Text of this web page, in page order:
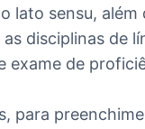
lato sensu,
as disciplinas de
exame de
para